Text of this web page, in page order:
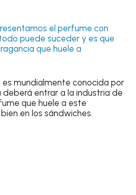
el perfume con
puede suceder y es que
que huele a
es mundialmente conocida por
deberá entrar a la industria de
que huele a este
en los sándwiches.